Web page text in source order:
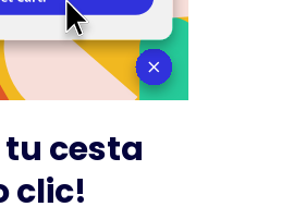
cesta
clic!